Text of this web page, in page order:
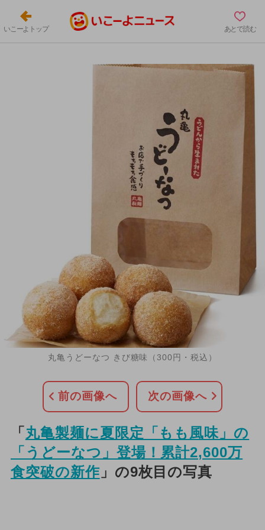
いこーよトップ あとで読む
丸亀うどーなつ きび糖味（300円・税込）
前の画像へ 次の画像へ
「丸亀製麺に夏限定「もも風味」の
「うどーなつ」登場！累計2,600万
食突破の新作 」の9枚目の写真